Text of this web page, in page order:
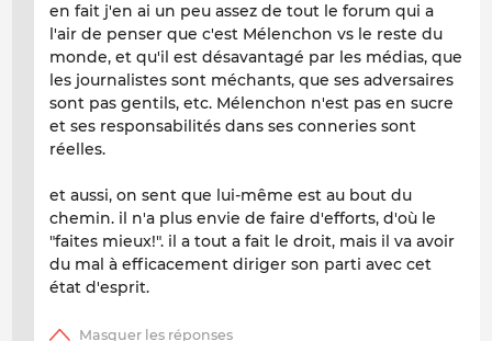
en fait j'en ai un peu assez de tout le forum qui a
l'air de penser que c'est Mélenchon vs le reste du
monde, et qu'il est désavantagé par les médias, que
les journalistes sont méchants, que ses adversaires
sont pas gentils, etc. Mélenchon n'est pas en sucre
et ses responsabilités dans ses conneries sont
réelles.
et aussi, on sent que lui-même est au bout du
chemin. il n'a plus envie de faire d'efforts, d'où le
"faites mieux!". il a tout a fait le droit, mais il va avoir
du mal à efficacement diriger son parti avec cet
état d'esprit.